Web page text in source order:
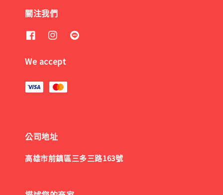
關注我們
We accept
公司地址
高雄市前鎮區三多三路163號